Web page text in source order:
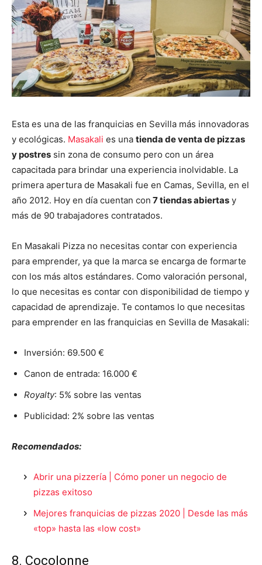
Esta es una de las franquicias en Sevilla más innovadoras
y ecológicas. Masakali es una tienda de venta de pizzas
y postres sin zona de consumo pero con un área
capacitada para brindar una experiencia inolvidable. La
primera apertura de Masakali fue en Camas, Sevilla, en el
año 2012. Hoy en día cuentan con 7 tiendas abiertas y
más de 90 trabajadores contratados.
En Masakali Pizza no necesitas contar con experiencia
para emprender, ya que la marca se encarga de formarte
con los más altos estándares. Como valoración personal,
lo que necesitas es contar con disponibilidad de tiempo y
capacidad de aprendizaje. Te contamos lo que necesitas
para emprender en las franquicias en Sevilla de Masakali:
Inversión: 69.500 €
Canon de entrada: 16.000 €
Royalty: 5% sobre las ventas
Publicidad: 2% sobre las ventas
Recomendados:
Abrir una pizzería | Cómo poner un negocio de
pizzas exitoso
Mejores franquicias de pizzas 2020 | Desde las más
«top» hasta las «low cost»
8. Cocolonne